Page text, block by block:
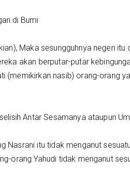
di Bumi
Maka sesungguhnya negeri
akan berputar-putar
(memikirkan nasib) orang-orang
Antar Sesamanya ataupun
Nasrani itu tidak menganut
orang Yahudi tidak menganut